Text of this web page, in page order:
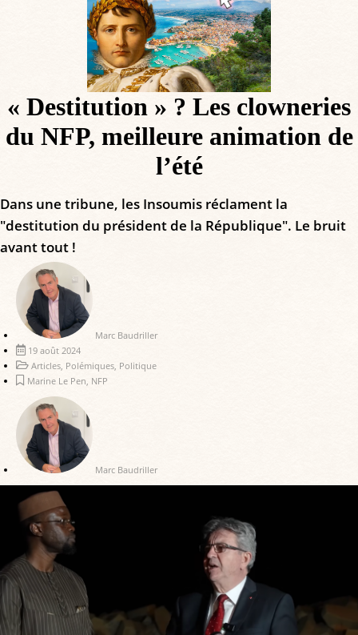
« Destitution » ? Les clowneries
du NFP, meilleure animation de
l’été
Dans une tribune, les Insoumis réclament la
"destitution du président de la République". Le bruit
avant tout !
Marc Baudriller
19 août 2024
Articles, Polémiques, Politique
Marine Le Pen, NFP
Marc Baudriller